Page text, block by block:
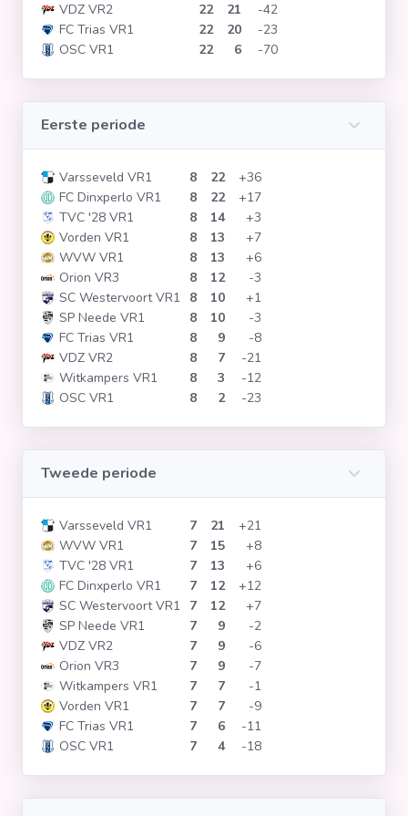
Clubs
Wedstrijden
Voetbalpiramide
Overige links
VDZ VR2
22 21
-42
FC Trias VR1
22 20
-23
OSC VR1
22 6 -70
Eerste periode
Varsseveld VR1 8 22
+36
FC Dinxperlo VR1
8 22
+17
TVC '28 VR1
8 14
+3
Vorden VR1
8 13
+7
WVW VR1
8 13
+6
Orion VR3
8 12
-3
SC Westervoort VR1
8 10
+1
SP Neede VR1
8 10
-3
FC Trias VR1
8 9
-8
VDZ VR2
8 7
-21
Witkampers VR1
8 3
-12
OSC VR1
8 2 -23
Tweede periode
Varsseveld VR1 7 21
+21
WVW VR1
7 15
+8
TVC '28 VR1
7 13
+6
FC Dinxperlo VR1
7 12
+12
SC Westervoort VR1
7 12
+7
SP Neede VR1
7 9
-2
VDZ VR2
7 9
-6
Orion VR3
7 9
-7
Witkampers VR1
7 7
-1
Vorden VR1
7 7
-9
FC Trias VR1
7 6
-11
OSC VR1
7 4 -18